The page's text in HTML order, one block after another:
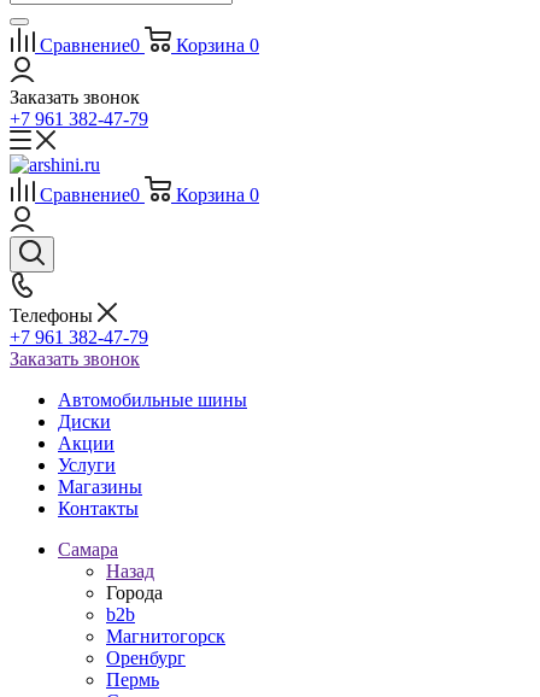
Сравнение0 Корзина 0
Заказать звонок
+7 961 382-47-79
Сравнение0 Корзина 0
Телефоны
+7 961 382-47-79
Заказать звонок
Автомобильные шины
Диски
Акции
Услуги
Магазины
Контакты
Самара
Назад
Города
b2b
Магнитогорск
Оренбург
Пермь